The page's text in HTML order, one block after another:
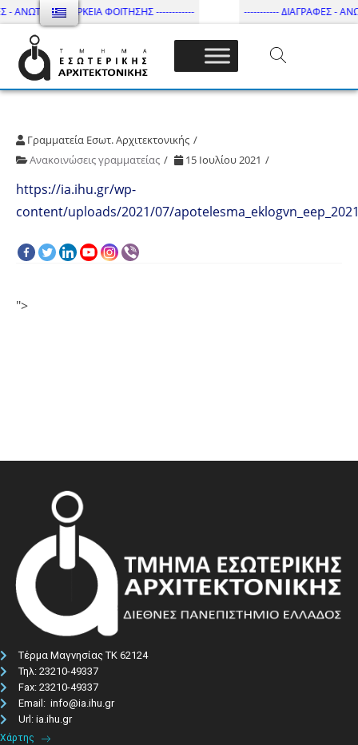
ΑΝΩΤΑΤΗ ΔΙΑΡΚΕΙΑ ΦΟΙΤΗΣΗΣ ------------ ----------- ΔΙΑΓΡΑΦΕΣ -
Τμήμα Εσωτ. Αρχιτεκτονικής – ΔΙ.ΠΑ.Ε
Γραμματεία Εσωτ. Αρχιτεκτονικής
Ανακοινώσεις γραμματείας
15 Ιουλίου 2021
https://ia.ihu.gr/wp-
content/uploads/2021/07/
">
Τέρμα Μαγνησίας ΤΚ 62124
Τηλ: 23210-49337​
Fax: 23210-49337
Email: info@ia.ihu.gr
Url: ia.ihu.gr
Χάρτης